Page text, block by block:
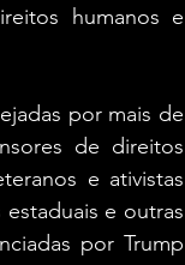
humanos e
por mais de
de direitos
e ativistas
e outras
por Trump